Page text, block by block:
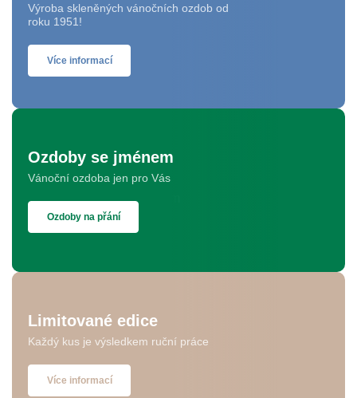
Výroba skleněných vánočních ozdob od
roku 1951!
Více informací
Ozdoby se jménem
Vánoční ozdoba jen pro Vás
Ozdoby na přání
Limitované edice
Každý kus je výsledkem ruční práce
Více informací